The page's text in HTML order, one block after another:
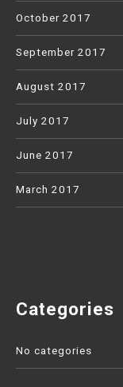
October 2017
September 2017
August 2017
July 2017
June 2017
March 2017
Categories
No categories